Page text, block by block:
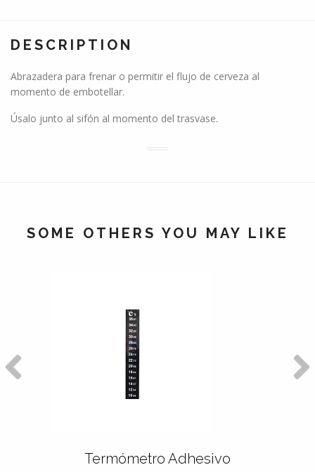
DESCRIPTION
Abrazadera para frenar o permitir el flujo de cerveza al
momento de embotellar.
Úsalo junto al sifón al momento del trasvase.
SOME OTHERS YOU MAY LIKE
Termómetro Adhesivo